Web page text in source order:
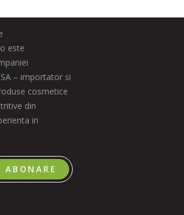
este
– importator si
cosmetice
din
in
ABONARE